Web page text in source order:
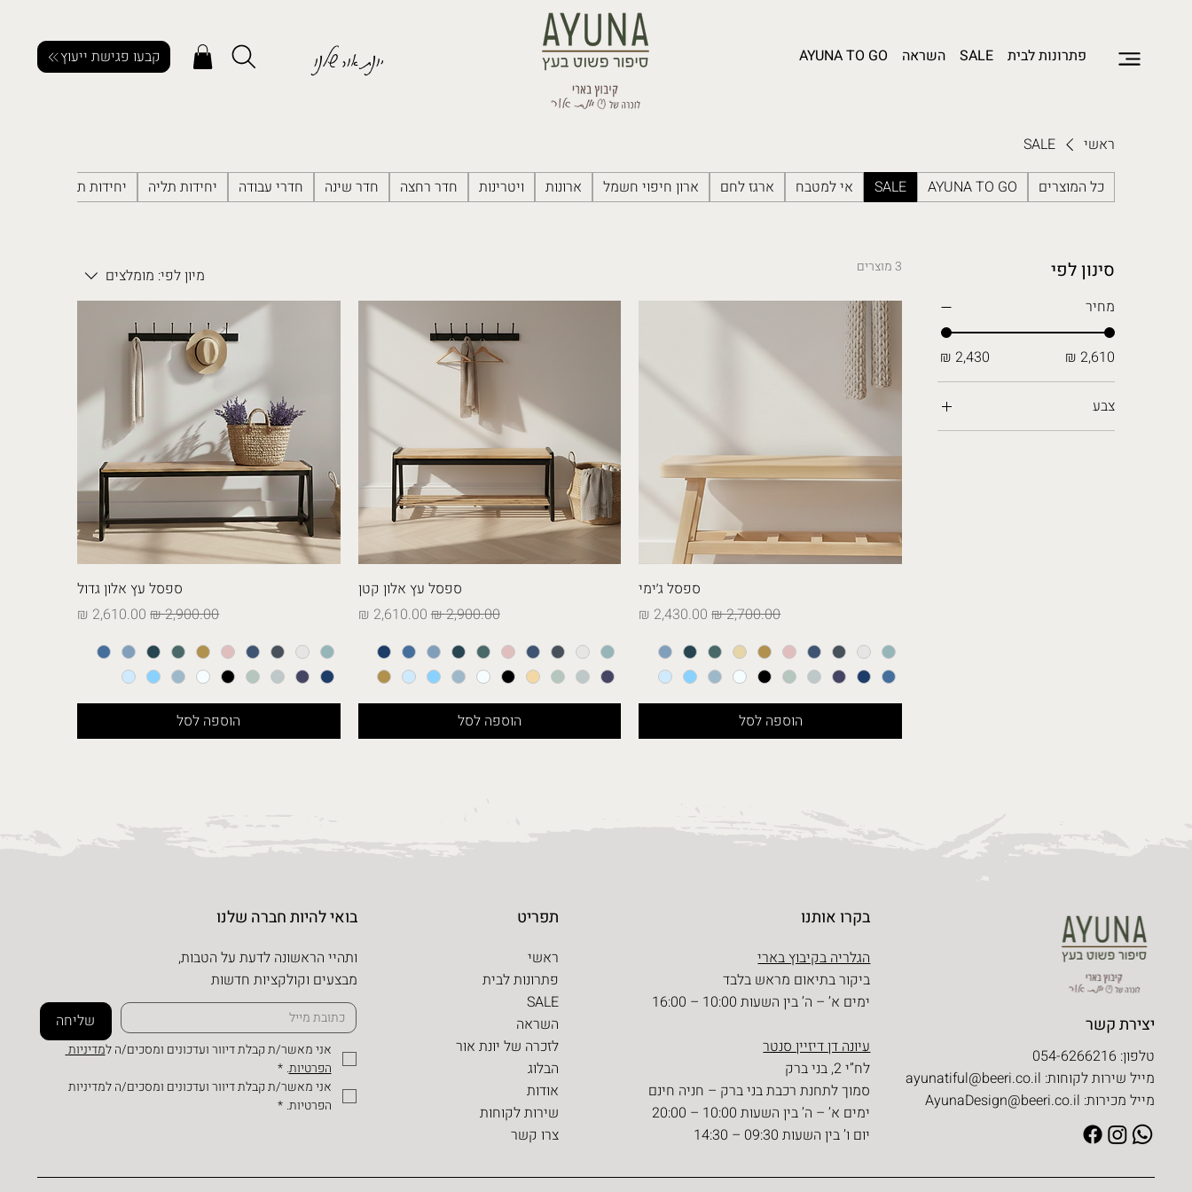
פתרונות לבית SALE השראה AYUNA TO GO יונת אור שלנו קבעו פגישת ייעוץ
ראשי
SALE
כל המוצרים
AYUNA TO GO
SALE אי למטבח ארגז לחם ארון חיפוי חשמל ארונות ויטרינות חדר רחצה חדר שינה חדרי עבודה יחידות תליה יחידות תלייה למטבח
סינון לפי
מחיר
צבע
3 מוצרים מיון לפי: מומלצים
ספסל ג׳ימי
מחיר רגיל‏2,700.00 ‏₪ מחיר מבצע
הוספה לסל
ספסל עץ אלון קטן
מחיר רגיל‏2,900.00 ‏₪ מחיר מבצע
הוספה לסל
ספסל עץ אלון גדול
מחיר רגיל‏2,900.00 ‏₪ מחיר מבצע
הוספה לסל
בקרו אותנו
הגלריה בקיבוץ בארי
ביקור בתיאום מראש בלבד
ימים א’ – ה’ בין השעות 10:00 – 16:00
עיונה דן דיזיין סנטר
לח”י 2, בני ברק
סמוך לתחנת רכבת בני ברק – חניה חינם
ימים א’ – ה’ בין השעות 10:00 – 20:00
יום ו’ בין השעות 09:30 – 14:30
תפריט
ראשי
פתרונות לבית
SALE
השראה
לזכרה של יונת אור
הבלוג
אודות
שירות לקוחות
צרו קשר
בואי להיות חברה שלנו
ותהיי הראשונה לדעת על הטבות,
מבצעים וקולקציות חדשות
שליחה
אני מאשר/ת קבלת דיוור ועדכונים ומסכים/ה ל
הפרטיות.
*
הפרטיות. *
יצירת קשר
טלפון: 054-6266216
מייל שירות לקוחות: ayunatiful@beeri.co.il
מייל מכירות: AyunaDesign@beeri.co.il